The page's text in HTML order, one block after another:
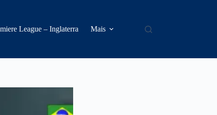
League – Inglaterra Mais